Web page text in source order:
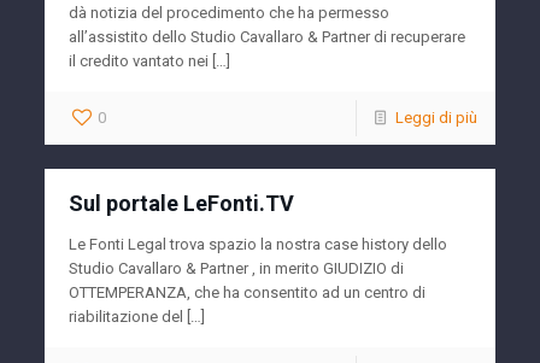
dà notizia del procedimento che ha permesso
all’assistito dello Studio Cavallaro & Partner di recuperare
il credito vantato nei […]
0 Leggi di più
Sul portale LeFonti.TV
Le Fonti Legal trova spazio la nostra case history dello
Studio Cavallaro & Partner , in merito GIUDIZIO di
OTTEMPERANZA, che ha consentito ad un centro di
riabilitazione del […]